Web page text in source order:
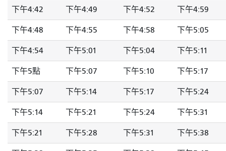
下午4:42 下午4:49 下午4:52 下午4:59
下午4:48 下午4:55 下午4:58 下午5:05
下午4:54 下午5:01 下午5:04 下午5:11
下午5點 下午5:07 下午5:10 下午5:17
下午5:07 下午5:14 下午5:17 下午5:24
下午5:14 下午5:21 下午5:24 下午5:31
下午5:21 下午5:28 下午5:31 下午5:38